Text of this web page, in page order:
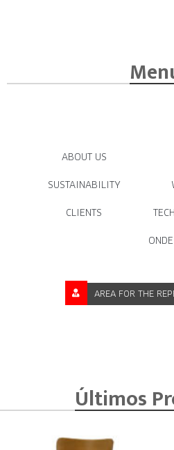
ABOUT US
SUSTAINABILITY
CLIENTS
AREA FOR THE
Últimos